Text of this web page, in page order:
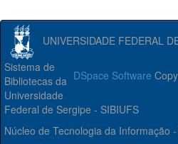
UNIVERSIDADE FEDERAL
DSpace Software
Sistema de
Bibliotecas da
Universidade
Federal de Sergipe - SIBIUFS
Núcleo de Tecnologia da Informação